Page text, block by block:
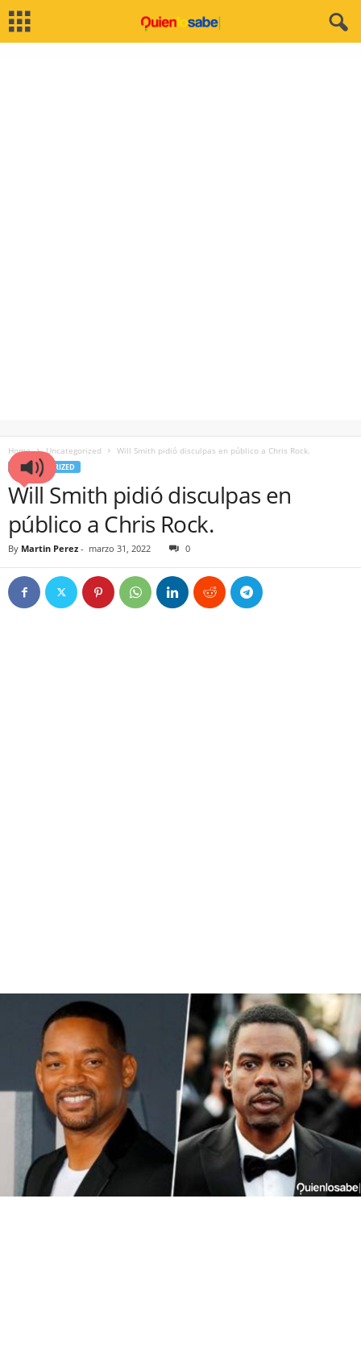
Home Uncategorized Will Smith pidió disculpas en público a Chris Rock.
UNCATEGORIZED
Will Smith pidió disculpas en
público a Chris Rock.
By Martin Perez - marzo 31, 2022 0